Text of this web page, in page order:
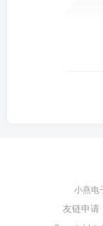
小燕电
友链申请